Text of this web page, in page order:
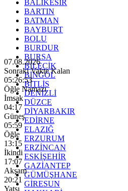
BALIKESİR
BARTIN
BATMAN
BAYBURT
BOLU
BURDUR
BURSA
BİLECİK
BİNGÖL
BİTLİS
DENİZLİ
DÜZCE
DİYARBAKIR
EDİRNE
ELAZIĞ
ERZURUM
ERZİNCAN
ESKİŞEHİR
GAZİANTEP
GÜMÜŞHANE
GİRESUN
07.08.2026
Sonraki Vakte Kalan
05:26:51
Öğle Namazı
İmsak
04:17
Güneş
05:59
Öğle
13:15
İkindi
17:07
Akşam
20:21
Yatsı